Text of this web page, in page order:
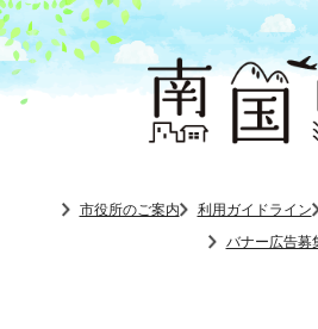
市役所のご案内 利用ガイドライン
バナー広告募